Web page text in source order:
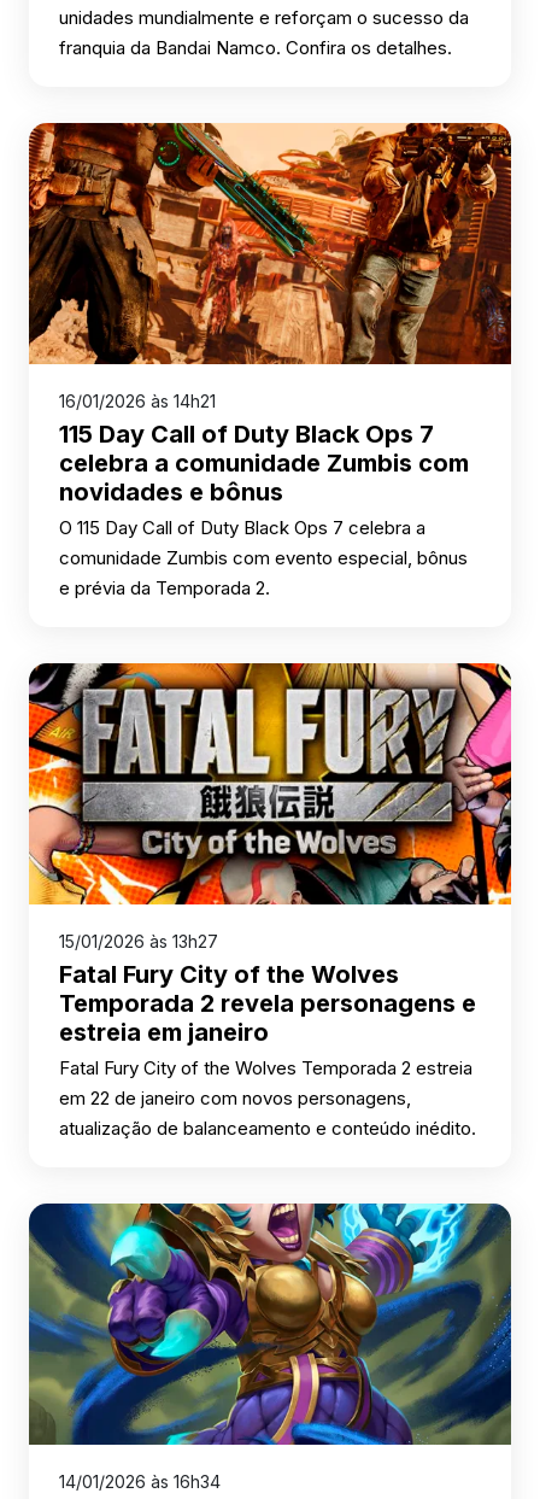
unidades mundialmente e reforçam o sucesso da
franquia da Bandai Namco. Confira os detalhes.
16/01/2026 às 14h21
115 Day Call of Duty Black Ops 7
celebra a comunidade Zumbis com
novidades e bônus
O 115 Day Call of Duty Black Ops 7 celebra a
comunidade Zumbis com evento especial, bônus
e prévia da Temporada 2.
15/01/2026 às 13h27
Fatal Fury City of the Wolves
Temporada 2 revela personagens e
estreia em janeiro
Fatal Fury City of the Wolves Temporada 2 estreia
em 22 de janeiro com novos personagens,
atualização de balanceamento e conteúdo inédito.
14/01/2026 às 16h34